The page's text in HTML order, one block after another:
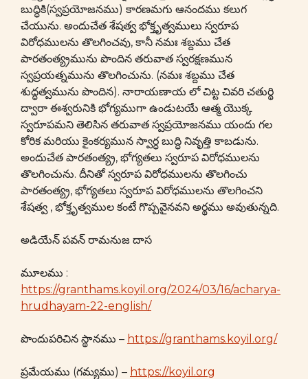
బుద్ధికి(స్వప్రయోజనము) కారణమగు ఆనందము కలుగ
చేయును. అందుచేత శేషత్వ భోక్తృత్వములు స్వరూప
విరోధములను తొలగించవు, కానీ నమః శబ్దము చేత
పారతంత్య్రమును పొందిన తరువాత స్వరక్షణమున
స్వప్రయత్నమును తొలగించును. (నమః శబ్దము చేత
శుద్ధత్వమును పొందిన). నారాయణాయ లో చిట్ట చివరి చతుర్థి
ద్వారా ఈశ్వరునికి భోగ్యముగా ఉండుటయే ఆత్మ యొక్క
స్వరూపమని తెలిసిన తరువాత స్వప్రయోజనము యందు గల
కోరిక మరియు కైంకర్యమున స్వార్ధ బుద్ధి నివృత్తి కాబడును.
అందుచేత పారతంత్య్ర, భోగ్యతలు స్వరూప విరోధములను
తొలగించును. దీనితో స్వరూప విరోధములను తొలగించు
పారతంత్య్ర, భోగ్యతలు స్వరూప విరోధములను తొలగించని
శేషత్వ , భోక్తృత్వముల కంటే గొప్పవైనవని అర్థము అవుతున్నది.
అడియేన్ పవన్ రామనుజ దాస
మూలము :
https://granthams.koyil.org/2024/03/16/acharya-
hrudhayam-22-english/
పొందుపరిచిన స్థానము – https://granthams.koyil.org/
ప్రమేయము (గమ్యము) – https://koyil.org